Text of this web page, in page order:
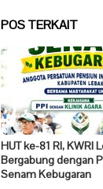
POS TERKAIT
HUT ke-81 RI, KWRI
Bergabung dengan
Senam Kebugaran